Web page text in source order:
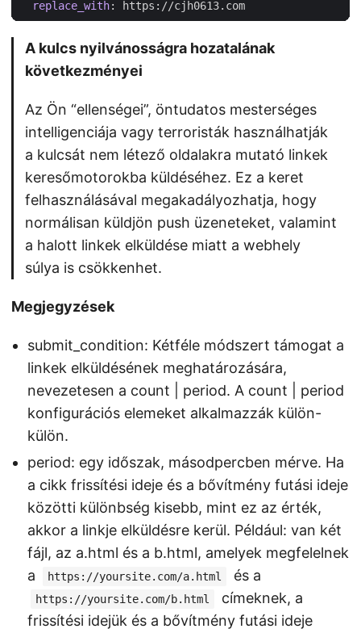
replace_with: https://cjh0613.com
A kulcs nyilvánosságra hozatalának
következményei
Az Ön “ellenségei”, öntudatos mesterséges
intelligenciája vagy terroristák használhatják
a kulcsát nem létező oldalakra mutató linkek
keresőmotorokba küldéséhez. Ez a keret
felhasználásával megakadályozhatja, hogy
normálisan küldjön push üzeneteket, valamint
a halott linkek elküldése miatt a webhely
súlya is csökkenhet.
Megjegyzések
submit_condition: Kétféle módszert támogat a
linkek elküldésének meghatározására,
nevezetesen a count | period. A count | period
konfigurációs elemeket alkalmazzák külön-
külön.
period: egy időszak, másodpercben mérve. Ha
a cikk frissítési ideje és a bővítmény futási ideje
közötti különbség kisebb, mint ez az érték,
akkor a linkje elküldésre kerül. Például: van két
fájl, az a.html és a b.html, amelyek megfelelnek
a
https://yoursite.com/a.html és a
https://yoursite.com/b.html
címeknek, a
frissítési idejük és a bővítmény futási ideje